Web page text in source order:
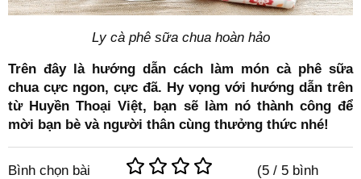
Ly cà phê sữa chua hoàn hảo
Trên đây là hướng dẫn cách làm món cà phê sữa
chua cực ngon, cực đã. Hy vọng với hướng dẫn trên
từ Huyền Thoại Việt, bạn sẽ làm nó thành công để
mời bạn bè và người thân cùng thưởng thức nhé!
Bình chọn bài
(5 / 5 bình